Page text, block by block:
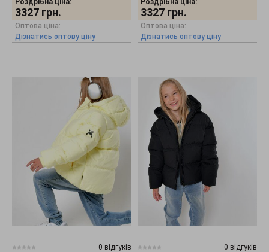
Роздрібна ціна:
3327 грн.
Оптова ціна:
Дізнатись оптову ціну
Роздрібна ціна:
3327 грн.
Оптова ціна:
Дізнатись оптову ціну
0 відгуків 0 відгуків